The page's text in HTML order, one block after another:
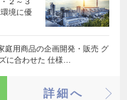
境に優
用商品の企画開発・販売 グ
に合わせた 仕様…
詳細へ